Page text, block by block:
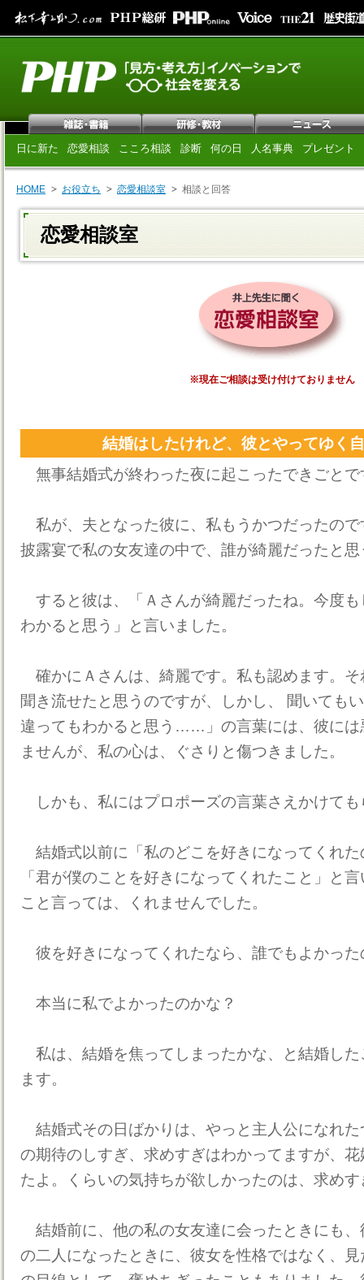
日に新た 恋愛相談 こころ相談 診断 何の日 人名事典 プレゼント
HOME お役立ち 恋愛相談室 相談と回答
恋愛相談室
※現在ご相談は受け付けておりません
結婚はしたけれど、彼とやってゆ
無事結婚式が終わった夜に起こったできごとで
私が、夫となった彼に、私もうかつだったの
披露宴で私の女友達の中で、誰が綺麗だったと
すると彼は、「Ａさんが綺麗だったね。今度
わかると思う」と言いました。
確かにＡさんは、綺麗です。私も認めます。
聞き流せたと思うのですが、しかし、 聞いても
違ってもわかると思う……」の言葉には、彼には
ませんが、私の心は、ぐさりと傷つきました。
しかも、私にはプロポーズの言葉さえかけても
結婚式以前に「私のどこを好きになってくれ
「君が僕のことを好きになってくれたこと」と
こと言っては、くれませんでした。
彼を好きになってくれたなら、誰でもよかった
本当に私でよかったのかな？
私は、結婚を焦ってしまったかな、と結婚し
ます。
結婚式その日ばかりは、やっと主人公になれ
の期待のしすぎ、求めすぎはわかってますが、
たよ。くらいの気持ちが欲しかったのは、求め
結婚前に、他の私の女友達に会ったときにも
の二人になったときに、彼女を性格ではなく、